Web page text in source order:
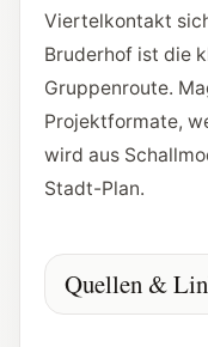
Viertelkontakt
Bruderhof ist die
Gruppenroute.
Projektformate,
wird aus
Stadt-Plan.
Quellen &